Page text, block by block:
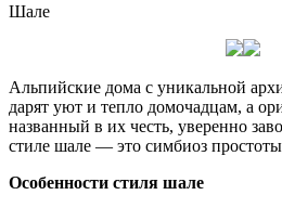
Шале
Альпийские дома с уникальной
дарят уют и тепло домочадцам, а
названный в их честь, уверенно
стиле шале — это симбиоз
Особенности стиля шале